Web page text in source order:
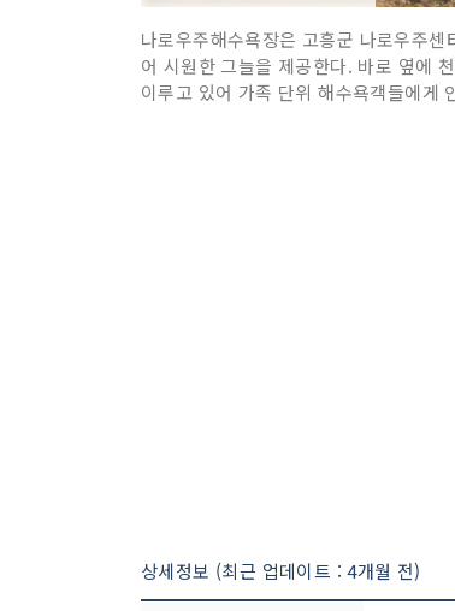
나로우주해수욕장은 고흥군 나로우주
어 시원한 그늘을 제공한다. 바로 옆에
이루고 있어 가족 단위 해수욕객들에게
상세정보 (최근 업데이트 : 4개월 전)